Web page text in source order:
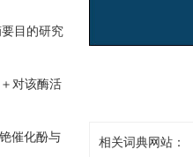
目的研究
对该酶活
催化酚与
相关词典网站：